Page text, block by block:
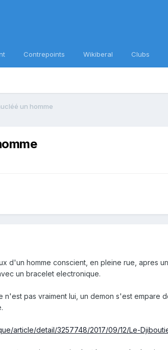
Contrepoints Wikiberal Clubs
un homme
d'un homme conscient, en pleine rue, apres
un bracelet electronique.
pas vraiment lui, un demon s'est empare
article/detail/3257748/2017/09/12/Le-